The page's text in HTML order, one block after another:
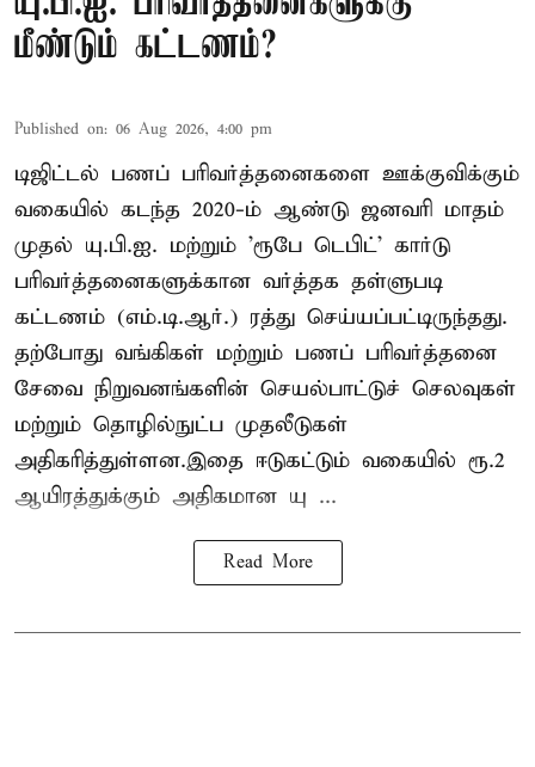
மீண்டும் கட்டணம்?
Published on: 06 Aug 2026, 4:00 pm
டிஜிட்டல் பணப் பரிவர்த்தனைகளை ஊக்குவிக்கும்
வகையில் கடந்த 2020-ம் ஆண்டு ஜனவரி மாதம்
முதல் யு.பி.ஐ. மற்றும் 'ரூபே டெபிட்' கார்டு
பரிவர்த்தனைகளுக்கான வர்த்தக தள்ளுபடி
கட்டணம் (எம்.டி.ஆர்.) ரத்து செய்யப்பட்டிருந்தது.
தற்போது வங்கிகள் மற்றும் பணப் பரிவர்த்தனை
சேவை நிறுவனங்களின் செயல்பாட்டுச் செலவுகள்
மற்றும் தொழில்நுட்ப முதலீடுகள்
அதிகரித்துள்ளன.இதை ஈடுகட்டும் வகையில் ரூ.2
ஆயிரத்துக்கும் அதிகமான யு ...
Read More